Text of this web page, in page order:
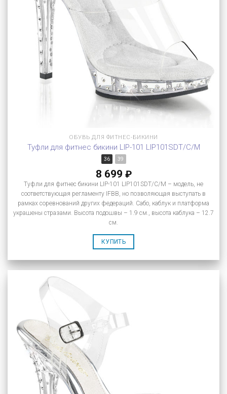
ОБУВЬ ДЛЯ ФИТНЕС-БИКИНИ
Туфли для фитнес бикини LIP-101 LIP101SDT/C/M
36 39
8 699 ₽
Туфли для фитнес бикини LIP-101 LIP101SDT/C/M – модель, не
соответствующая регламенту IFBB, но позволяющая выступать в
рамках соревнований других федераций. Сабо, каблук и платформа
украшены стразами. Высота подошвы – 1.9 см., высота каблука – 12.7
см.
КУПИТЬ